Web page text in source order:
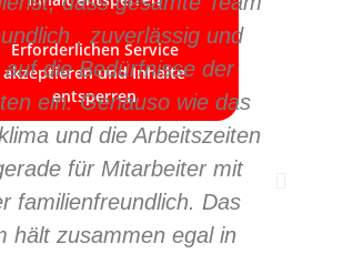
Erforderlichen Service
akzeptieren und Inhalte
entsperren
Erforderlichen Service
akzeptieren und Inhalte
entsperren
Erforderlichen Service
akzeptieren und Inhalte
entsperren
, zuverlässig und
auf die Bedürfnisse der
ein. Genauso wie das
und die Arbeitszeiten
für Mitarbeiter mit
familienfreundlich. Das
hält zusammen egal in